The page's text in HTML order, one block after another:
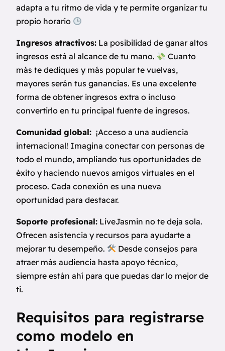
adapta a tu ritmo de vida y te permite organizar tu
propio horario
Ingresos atractivos: La posibilidad de ganar altos
ingresos está al alcance de tu mano.
Cuanto
más te dediques y más popular te vuelvas,
mayores serán tus ganancias. Es una excelente
forma de obtener ingresos extra o incluso
convertirlo en tu principal fuente de ingresos.
Comunidad global: ¡Acceso a una audiencia
internacional! Imagina conectar con personas de
todo el mundo, ampliando tus oportunidades de
éxito y haciendo nuevos amigos virtuales en el
proceso. Cada conexión es una nueva
oportunidad para destacar.
Soporte profesional: LiveJasmin no te deja sola.
Ofrecen asistencia y recursos para ayudarte a
mejorar tu desempeño.
Desde consejos para
atraer más audiencia hasta apoyo técnico,
siempre están ahí para que puedas dar lo mejor de
ti.
Requisitos para registrarse
como modelo en